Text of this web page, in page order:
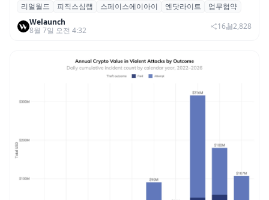
리얼월드, 로봇테크 스타트업 3곳과 손잡고
휴머노이드 표준 만든다
리얼월드 피직스심랩 스페이스에이아이 엔닷라이트
업무협약
Welaunch
8월 7일 오전 4:32
16 2,828